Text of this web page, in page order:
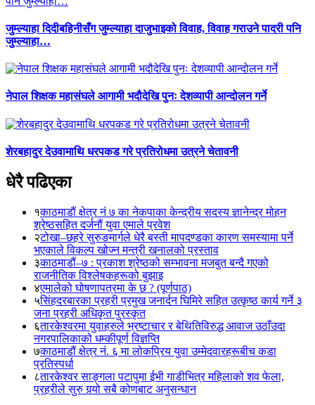
जुम्ल्याहा दिदीबहिनीसँग जुम्ल्याहा दाजुभाइको विवाह, विवाह गराउने पादरी पनि
जुम्ल्याहा…
नेपाल शिक्षक महासंघले आगामी भदौदेखि पुनः देशव्यापी आन्दोलन गर्ने
शेरबहादुर देउवामाथि धरपकड गरे प्रतिरोधमा उत्रने चेतावनी
धेरै पढिएका
१काठमाडौं क्षेत्र नं ७ का नेकपाका केन्द्रीय सदस्य ज्ञानेन्द्र मोहन
श्रेष्ठसहित दर्जनौं युवा एमाले प्रवेश
२टोखा–छहरे सुरुङमार्गले धेरै बस्ती मापदण्डका कारण समस्यामा पर्ने
भएकाले विकल्प खोज्न मन्त्री खनालको प्रस्ताव
३काठमाडौं–७ : प्रकाश श्रेष्ठको सम्भावना मजबुत बन्दै गएको
राजनीतिक विश्लेषकहरूको बुझाइ
४एमालेको घोषणापत्रमा के छ ? (पूर्णपाठ)
५सिंहदरबारका प्रहरी प्रमुख जनार्दन घिमिरे सहित उत्कृष्ठ कार्य गर्ने ३
जना प्रहरी अधिकृत पुरस्कृत
६तारकेश्वरमा युवाहरुले भ्रष्टाचार र बेथितिविरुद्ध आवाज उठाँउदा
नगरपालिकाको धम्कीपूर्ण विज्ञप्ति
७काठमाडौं क्षेत्र नं. ६ मा लोकप्रिय युवा उम्मेदवारहरूबीच कडा
प्रतिस्पर्धा
८तारकेश्वर साङ्गला पटापुमा ईभी गाडीभित्र महिलाको शव फेला,
प्रहरीले सुरु गर्‍यो सबै कोणबाट अनुसन्धान